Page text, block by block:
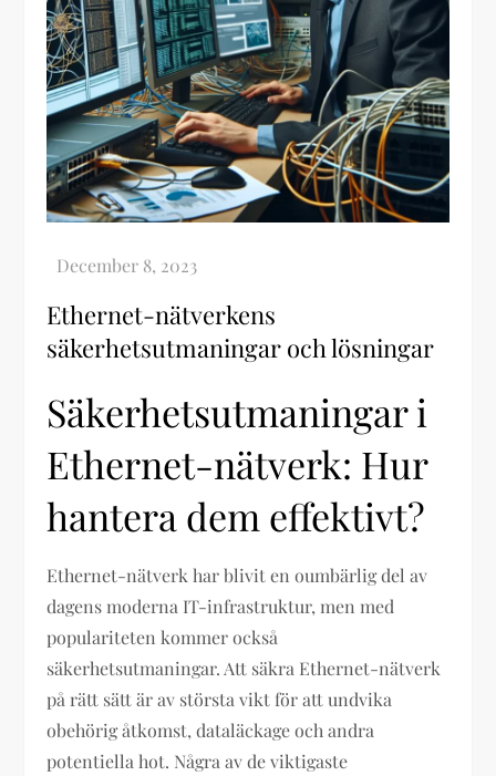
Ethernet-nätverkens
säkerhetsutmaningar och lösningar
Säkerhetsutmaningar i
Ethernet-nätverk: Hur
hantera dem effektivt?
Ethernet-nätverk har blivit en oumbärlig del av
dagens moderna IT-infrastruktur, men med
populariteten kommer också
säkerhetsutmaningar. Att säkra Ethernet-nätverk
på rätt sätt är av största vikt för att undvika
obehörig åtkomst, dataläckage och andra
potentiella hot. Några av de viktigaste